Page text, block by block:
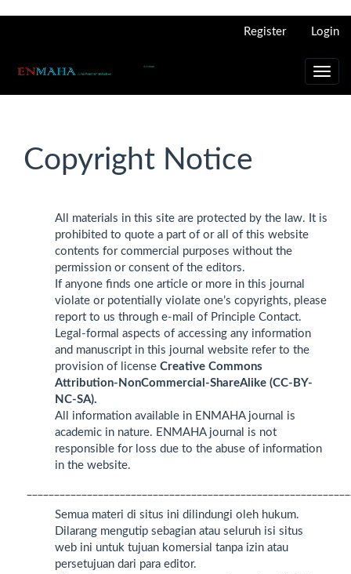
Content
Register Login
Copyright Notice
All materials in this site are protected by the law. It is
prohibited to quote a part of or all of this website
contents for commercial purposes without the
permission or consent of the editors.
If anyone finds one article or more in this journal
violate or potentially violate one’s copyrights, please
report to us through e-mail of Principle Contact.
Legal-formal aspects of accessing any information
and manuscript in this journal website refer to the
provision of license Creative Commons
Attribution-NonCommercial-ShareAlike (CC-BY-
NC-SA).
All information available in ENMAHA journal is
academic in nature. ENMAHA journal is not
responsible for loss due to the abuse of information
in the website.
Semua materi di situs ini dilindungi oleh hukum.
Dilarang mengutip sebagian atau seluruh isi situs
web ini untuk tujuan komersial tanpa izin atau
persetujuan dari para editor.